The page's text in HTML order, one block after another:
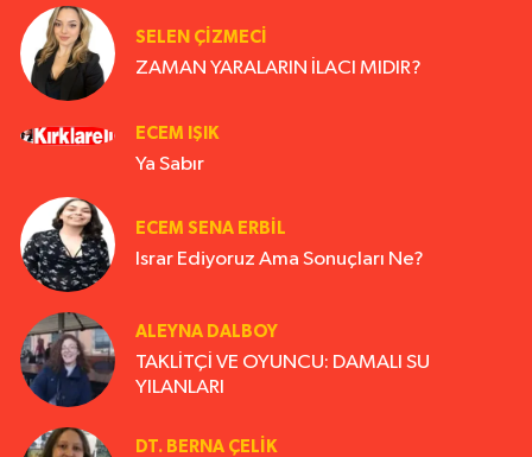
SELEN ÇİZMECİ
ZAMAN YARALARIN İLACI MIDIR?
ECEM IŞIK
Ya Sabır
ECEM SENA ERBIL
Israr Ediyoruz Ama Sonuçları Ne?
ALEYNA DALBOY
TAKLİTÇİ VE OYUNCU: DAMALI SU
YILANLARI
DT. BERNA ÇELIK